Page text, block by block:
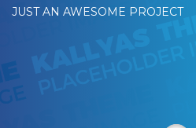
JUST AN AWESOME PROJECT